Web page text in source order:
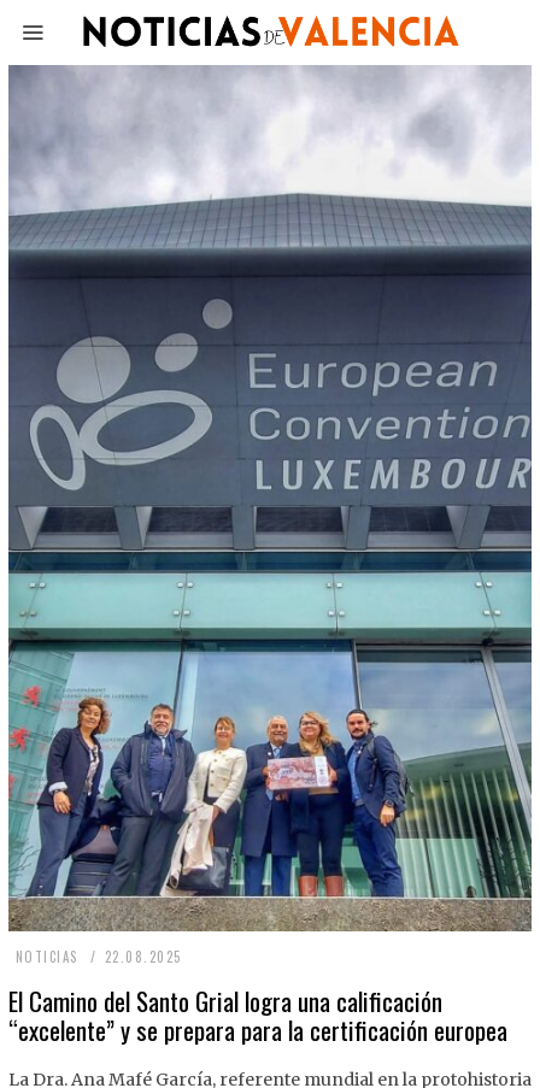
NOTICIAS 22.08.2025
.
El Camino del Santo Grial logra una calificación
“excelente” y se prepara para la certificación europea
La Dra. Ana Mafé García, referente mundial en la protohistoria